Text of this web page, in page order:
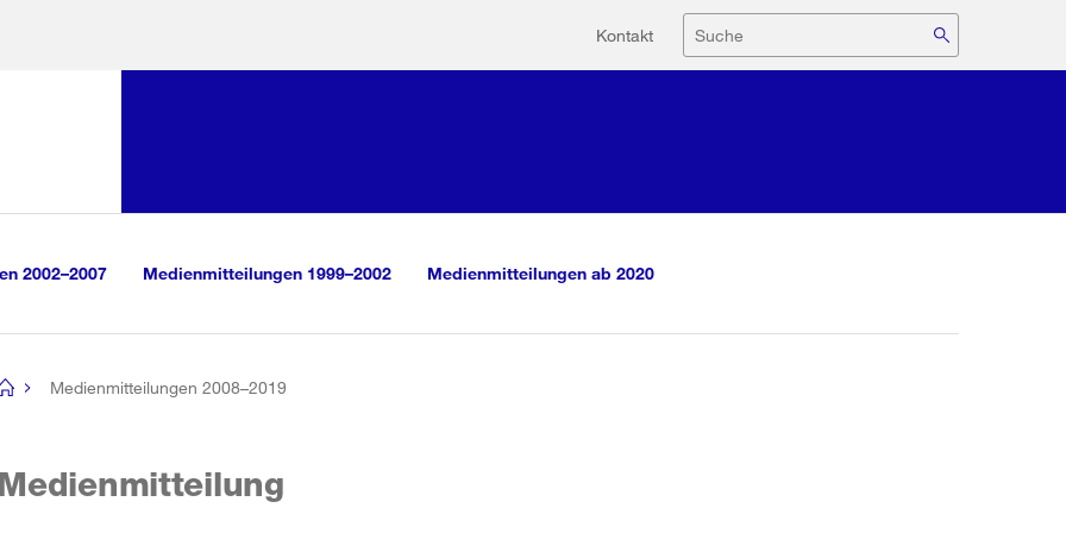
Hilfsnavigation
Kontakt Suche
2002–2007 Medienmitteilungen 1999–2002 Medienmitteilungen ab 2020
Medienmitteilungen 2008–2019